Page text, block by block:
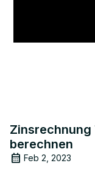
berechnen
Feb 2, 2023